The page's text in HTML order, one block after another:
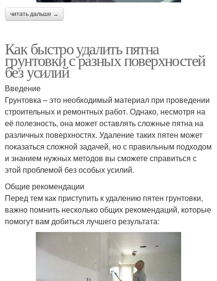
читать дальше →
Как быстро удалить пятна
грунтовки с разных поверхностей
без усилий
Введение
Грунтовка – это необходимый материал при проведении
строительных и ремонтных работ. Однако, несмотря на
её полезность, она может оставлять сложные пятна на
различных поверхностях. Удаление таких пятен может
показаться сложной задачей, но с правильным подходом
и знанием нужных методов вы сможете справиться с
этой проблемой без особых усилий.
Общие рекомендации
Перед тем как приступить к удалению пятен грунтовки,
важно помнить несколько общих рекомендаций, которые
помогут вам добиться лучшего результата: